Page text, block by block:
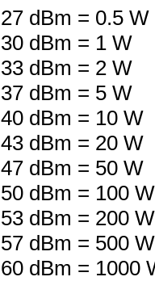
27 dBm = 0.5 W
30 dBm = 1 W
33 dBm = 2 W
37 dBm = 5 W
40 dBm = 10 W
43 dBm = 20 W
47 dBm = 50 W
50 dBm = 100
53 dBm = 200
57 dBm = 500
60 dBm = 1000